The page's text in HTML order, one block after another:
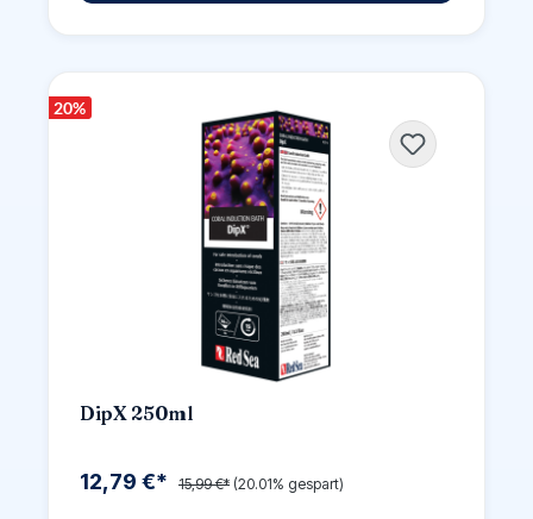
20%
DipX 250ml
12,79 €* 15,99 €* (20.01% gespart)